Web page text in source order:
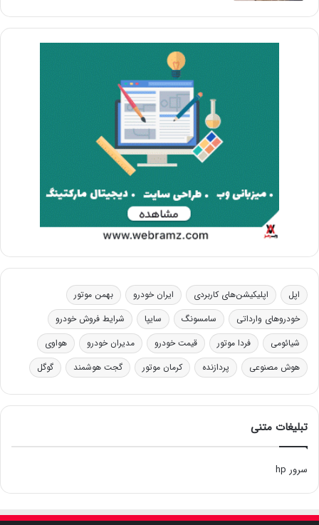
اپل اپلیکیشن‌های کاربردی ایران خودرو
بهمن موتور
خودروهای وارداتی
سامسونگ سایپا
شرایط فروش خودرو
شیائومی
فردا موتور قیمت خودرو مدیران خودرو
هواوی
هوش مصنوعی
پردازنده کرمان موتور گجت هوشمند گوگل
تبلیغات متنی
سرور hp